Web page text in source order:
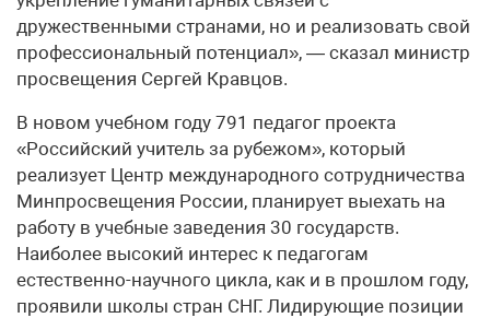
дружественными странами, но и реализовать свой
профессиональный потенциал», — сказал министр
просвещения Сергей Кравцов.
В новом учебном году 791 педагог проекта
«Российский учитель за рубежом», который
реализует Центр международного сотрудничества
Минпросвещения России, планирует выехать на
работу в учебные заведения 30 государств.
Наиболее высокий интерес к педагогам
естественно-научного цикла, как и в прошлом году,
проявили школы стран СНГ. Лидирующие позиции